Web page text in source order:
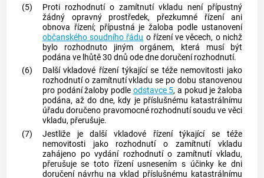
(5)
Proti rozhodnutí o zamítnutí vkladu není přípustný
žádný opravný prostředek, přezkumné řízení ani
obnova řízení; přípustná je žaloba podle ustanovení
občanského soudního řádu o řízení ve věcech, o nichž
bylo rozhodnuto jiným orgánem, která musí být
podána ve lhůtě 30 dnů ode dne doručení rozhodnutí.
(6)
Další vkladové řízení týkající se téže nemovitosti jako
rozhodnutí o zamítnutí vkladu se po dobu stanovenou
pro podání žaloby podle odstavce 5, a pokud je žaloba
podána, až do dne, kdy je příslušnému katastrálnímu
úřadu doručeno pravomocné rozhodnutí soudu ve věci
vkladu, přerušuje.
(7)
Jestliže je další vkladové řízení týkající se téže
nemovitosti jako rozhodnutí o zamítnutí vkladu
zahájeno po vydání rozhodnutí o zamítnutí vkladu,
přerušuje se toto řízení usnesením s účinky ke dni
doručení návrhu na vklad příslušnému katastrálnímu